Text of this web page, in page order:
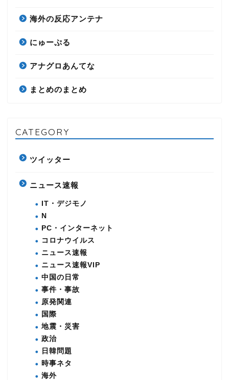
海外の反応アンテナ
にゅーぷる
アナグロあんてな
まとめのまとめ
CATEGORY
ツイッター
ニュース速報
IT・デジモノ
N
PC・インターネット
コロナウイルス
ニュース速報
ニュース速報VIP
中国の日常
事件・事故
原発関連
国際
地震・災害
政治
日韓問題
時事ネタ
海外